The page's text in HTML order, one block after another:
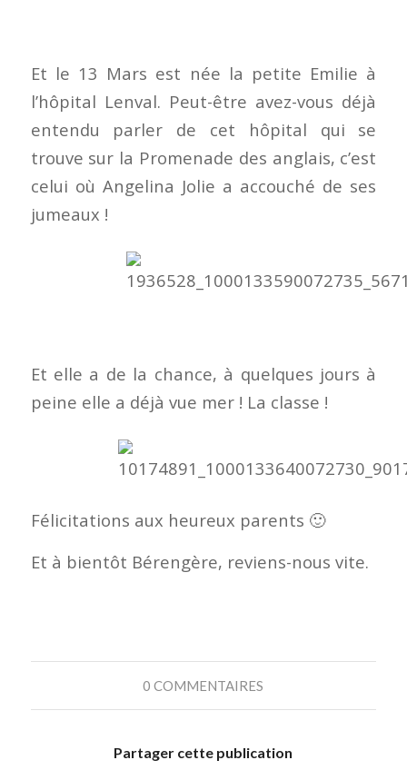
Et le 13 Mars est née la petite Emilie à
l’hôpital Lenval. Peut-être avez-vous déjà
entendu parler de cet hôpital qui se
trouve sur la Promenade des anglais, c’est
celui où Angelina Jolie a accouché de ses
jumeaux !
Et elle a de la chance, à quelques jours à
peine elle a déjà vue mer ! La classe !
Félicitations aux heureux parents 🙂
Et à bientôt Bérengère, reviens-nous vite.
0 COMMENTAIRES
Partager cette publication